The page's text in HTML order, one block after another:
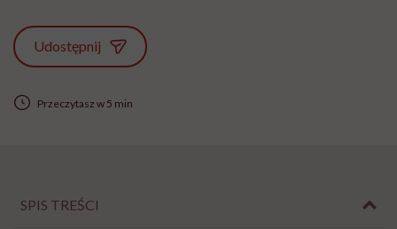
Udostępnij
Przeczytasz w 5 min
SPIS TREŚCI